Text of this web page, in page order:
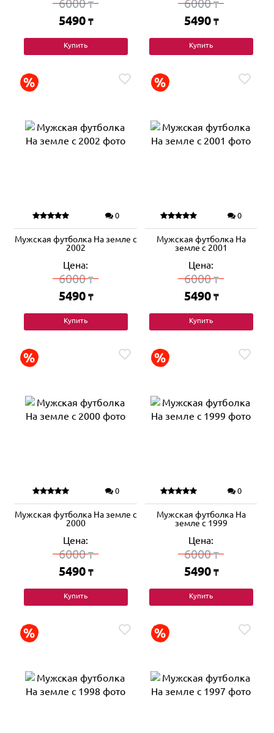
6000₸
5490 ₸
Купить
6000₸
5490 ₸
Купить
0
Мужская футболка На земле с
2002
Цена:
6000₸
5490 ₸
Купить
0
Мужская футболка На
земле с 2001
Цена:
6000₸
5490 ₸
Купить
0
Мужская футболка На земле с
2000
Цена:
6000₸
5490 ₸
Купить
0
Мужская футболка На
земле с 1999
Цена:
6000₸
5490 ₸
Купить